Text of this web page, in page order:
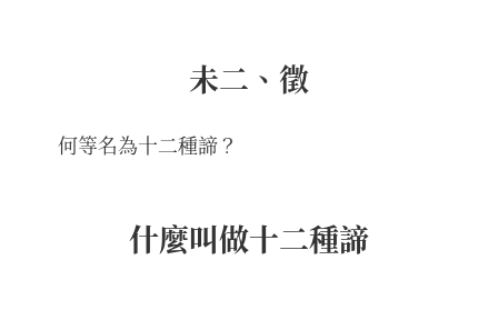
未二、徵
何等名為十二種諦？
什麼叫做十二種諦